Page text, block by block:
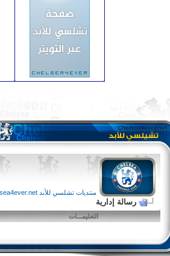
منتديات تشلسي للأبد chelsea4ever.net
رسالة إدارية
التعليمـــات